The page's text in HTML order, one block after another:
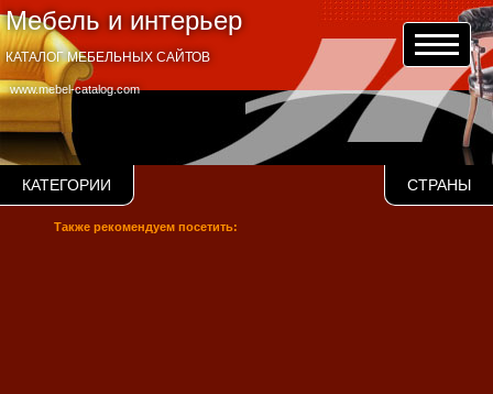
Мебель и интерьер
www.mebel-catalog.com
КАТАЛОГ МЕБЕЛЬНЫХ САЙТОВ
КАТЕГОРИИ СТРАНЫ
Также рекомендуем посетить: